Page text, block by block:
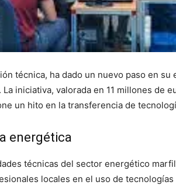
técnica, ha dado un nuevo paso en
iniciativa, valorada en 11 millones de
un hito en la transferencia de
energética
técnicas del sector energético
locales en el uso de